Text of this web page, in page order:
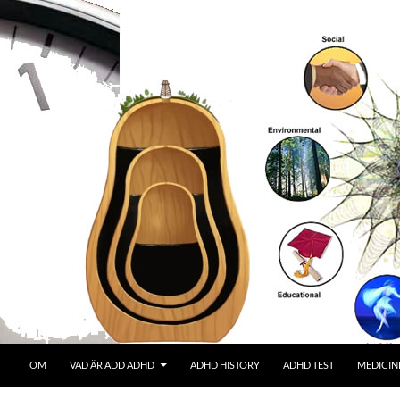
OM VAD ÄR ADD ADHD ADHD HISTORY ADHD TEST